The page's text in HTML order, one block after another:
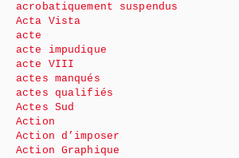
acrobatiquement suspendus
Acta Vista
acte
acte impudique
acte VIII
actes manqués
actes qualifiés
Actes Sud
Action
Action d’imposer
Action Graphique